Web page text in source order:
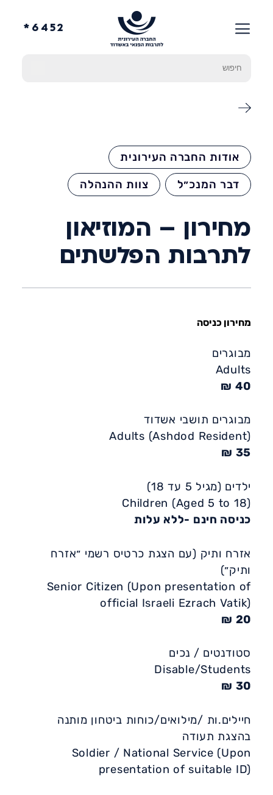
6452*
מחירון – המוזיאון
לתרבות הפלשתים
אודות החברה העירונית
דבר המנכ״ל צוות ההנהלה
מחירון כניסה
מבוגרים
Adults
40 ₪
מבוגרים תושבי אשדוד
(Ashdod Resident) Adults
35 ₪
ילדים (מגיל 5 עד 18)
Children (Aged 5 to 18)
כניסה חינם -ללא עלות
אזרח ותיק (עם הצגת כרטיס רשמי ״אזרח
ותיק״)
Senior Citizen (Upon presentation of
official Israeli Ezrach Vatik)
20 ₪
סטודנטים / נכים
Disable/Students
30 ₪
חיילים.ות /מילואים/כוחות ביטחון מותנה
בהצגת תעודה
Soldier / National Service (Upon
presentation of suitable ID)